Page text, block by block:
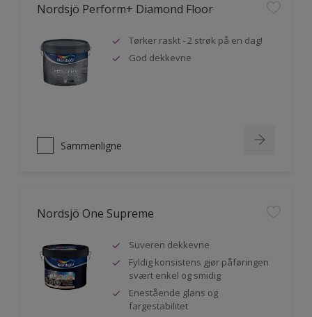
Nordsjö Perform+ Diamond Floor
Tørker raskt - 2 strøk på en dag!
God dekkevne
Sammenligne
Nordsjö One Supreme
Suveren dekkevne
Fyldig konsistens gjør påføringen
svært enkel og smidig
Enestående glans og
fargestabilitet